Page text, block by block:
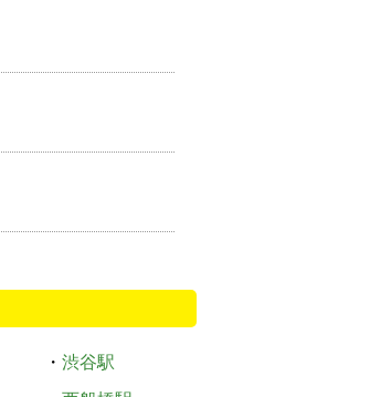
・ 渋谷駅